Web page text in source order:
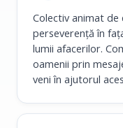
Colectiv animat
perseverență în
lumii afacerilor.
oamenii prin
veni în ajutorul